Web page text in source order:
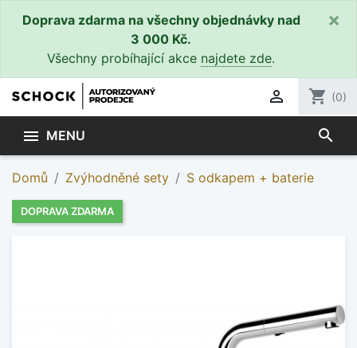
Doprava zdarma na všechny objednávky nad
3 000 Kč.
Všechny probíhající akce najdete zde.
×
 shopping_cart (0)
 MENU search
Domů Zvýhodněné sety S odkapem + baterie
DOPRAVA ZDARMA